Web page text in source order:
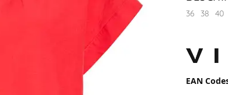
36 38 40
EAN